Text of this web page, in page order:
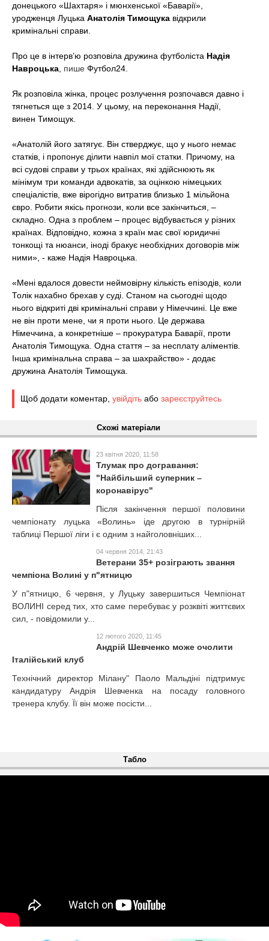
донецького «Шахтаря» і мюнхенської «Баварії»,
уродженця Луцька Анатолія Тимощука відкрили
кримінальні справи.
Про це в інтерв’ю розповіла дружина футболіста Надія
Навроцька, пише Футбол24.
Як розповіла жінка, процес розлучення розпочався давно і
тягнеться ще з 2014. У цьому, на переконання Надії,
винен Тимощук.
«Анатолій його затягує. Він стверджує, що у нього немає
статків, і пропонує ділити навпіл мої статки. Причому, на
всі судові справи у трьох країнах, які здійснюють як
мінімум три команди адвокатів, за оцінкою німецьких
спеціалістів, вже вірогідно витратив близько 1 мільйона
євро. Робити якісь прогнози, коли все закінчиться, –
складно. Одна з проблем – процес відбувається у різних
країнах. Відповідно, кожна з країн має свої юридичні
тонкощі та нюанси, іноді бракує необхідних договорів між
ними», - каже Надія Навроцька.
«Мені вдалося довести неймовірну кількість епізодів, коли
Толік нахабно брехав у суді. Станом на сьогодні щодо
нього відкриті дві кримінальні справи у Німеччині. Це вже
не він проти мене, чи я проти нього. Це держава
Німеччина, а конкретніше – прокуратура Баварії, проти
Анатолія Тимощука. Одна стаття – за несплату аліментів.
Інша кримінальна справа – за шахрайство» - додає
дружина Анатолія Тимощука.
Щоб додати коментар, увійдіть або зареєструйтесь
Схожі матеріали
23 квітня 2020, 11:58
Тлумак про догравання:
"Найбільший суперник –
коронавірус"
Після закінчення першої половини
чемпіонату луцька «Волинь» іде другою в турнірній
таблиці Першої ліги і є одним з найголовніших...
04 червня 2014, 21:43
Ветерани 35+ розіграють звання
чемпіона Волині у п"ятницю
У п"ятницю, 6 червня, у Луцьку завершиться Чемпіонат
ВОЛИНІ серед тих, хто саме перебуває у розквіті життєвих
сил, - повідомили у...
12 лютого 2020, 11:45
Андрій Шевченко може очолити
Італійський клуб
Технічний директор Мілану" Паоло Мальдіні підтримує
кандидатуру Андрія Шевченка на посаду головного
тренера клубу. Її він може посісти...
Табло